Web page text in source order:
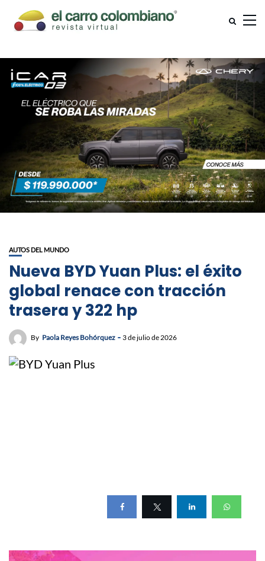
AUTOS DEL MUNDO
Nueva BYD Yuan Plus: el éxito
global renace con tracción
trasera y 322 hp
By Paola Reyes Bohórquez 3 de julio de 2026